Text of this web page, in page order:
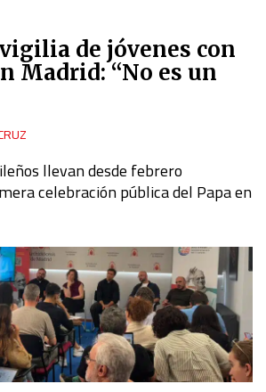
de jóvenes con
Madrid: “No es un
llevan desde febrero
celebración pública del Papa en